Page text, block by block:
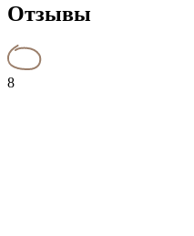
Отзывы
8